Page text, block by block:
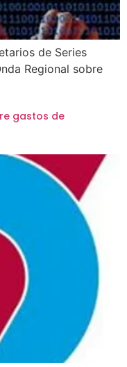
de Series
Regional sobre
gastos de